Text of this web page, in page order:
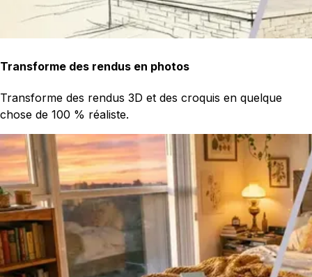
Transforme des rendus en photos
Transforme des rendus 3D et des croquis en quelque
chose de 100 % réaliste.